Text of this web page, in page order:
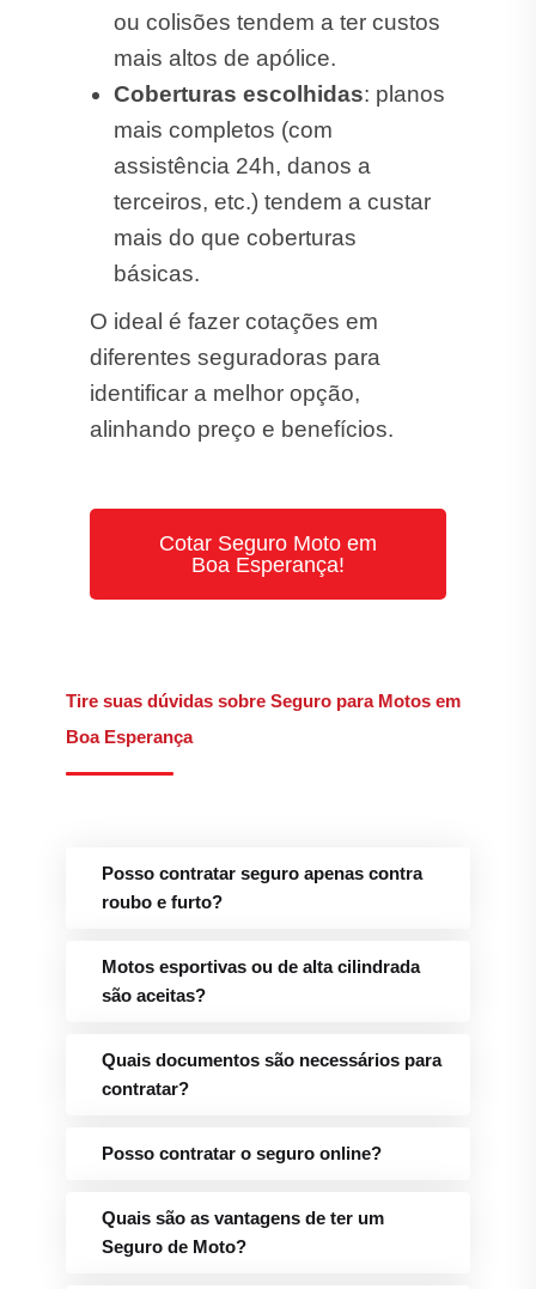
ou colisões tendem a ter custos
mais altos de apólice.
Coberturas escolhidas: planos
mais completos (com
assistência 24h, danos a
terceiros, etc.) tendem a custar
mais do que coberturas
básicas.
O ideal é fazer cotações em
diferentes seguradoras para
identificar a melhor opção,
alinhando preço e benefícios.
Cotar Seguro Moto em
Boa Esperança!
Tire suas dúvidas sobre Seguro para Motos em
Boa Esperança
Posso contratar seguro apenas contra
roubo e furto?
Motos esportivas ou de alta cilindrada
são aceitas?
Quais documentos são necessários para
contratar?
Posso contratar o seguro online?
Quais são as vantagens de ter um
Seguro de Moto?